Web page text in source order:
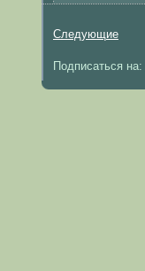
Следующие
Подписаться на: